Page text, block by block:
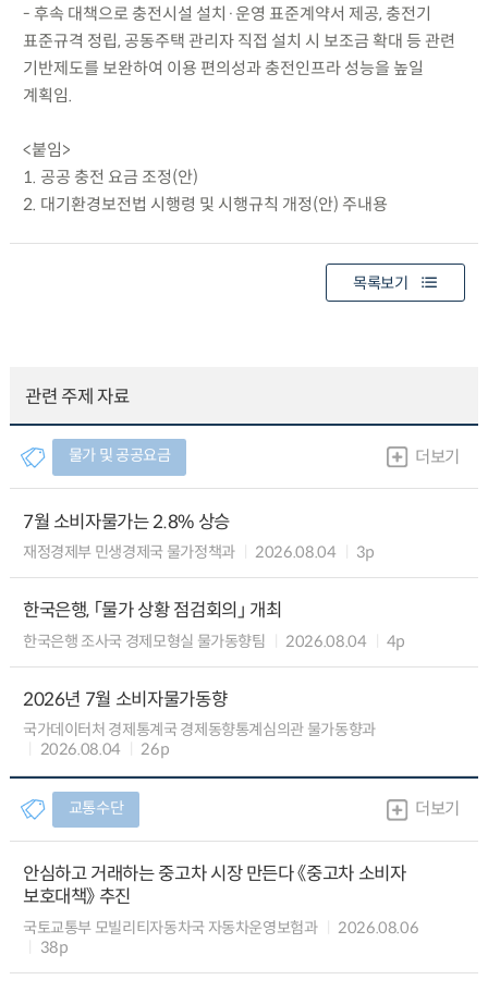
- 후속 대책으로 충전시설 설치·운영 표준계약서 제공, 충전기
표준규격 정립, 공동주택 관리자 직접 설치 시 보조금 확대 등 관련
기반제도를 보완하여 이용 편의성과 충전인프라 성능을 높일
계획임.
<붙임>
1. 공공 충전 요금 조정(안)
2. 대기환경보전법 시행령 및 시행규칙 개정(안) 주내용
목록보기
관련 주제 자료
물가 및 공공요금 더보기
7월 소비자물가는 2.8% 상승
재정경제부 민생경제국 물가정책과 2026.08.04 3p
한국은행, 「물가 상황 점검회의」 개최
한국은행 조사국 경제모형실 물가동향팀 2026.08.04 4p
2026년 7월 소비자물가동향
국가데이터처 경제통계국 경제동향통계심의관 물가동향과
2026.08.04
26p
교통수단 더보기
안심하고 거래하는 중고차 시장 만든다 《중고차 소비자
보호대책》 추진
국토교통부 모빌리티자동차국 자동차운영보험과
2026.08.06
38p